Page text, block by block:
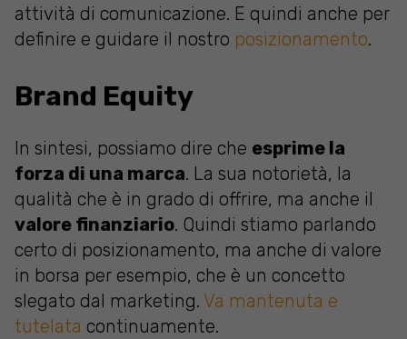
attività di comunicazione. E quindi anche per
definire e guidare il nostro posizionamento.
Brand Equity
In sintesi, possiamo dire che esprime la
forza di una marca. La sua notorietà, la
qualità che è in grado di offrire, ma anche il
valore finanziario. Quindi stiamo parlando
certo di posizionamento, ma anche di valore
in borsa per esempio, che è un concetto
slegato dal marketing. Va mantenuta e
tutelata continuamente.